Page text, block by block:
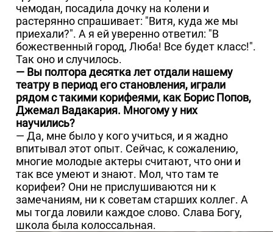
чемодан, посадила дочку на колени и
растерянно спрашивает: "Витя, куда же мы
приехали?". А я ей уверенно ответил: "В
божественный город, Люба! Все будет класс!".
Так оно и случилось.
— Вы полтора десятка лет отдали нашему
театру в период его становления, играли
рядом с такими корифеями, как Борис Попов,
Джемал Вадакария. Многому у них
научились?
— Да, мне было у кого учиться, и я жадно
впитывал этот опыт. Сейчас, к сожалению,
многие молодые актеры считают, что они и
так все умеют и знают. Мол, что там те
корифеи? Они не прислушиваются ни к
замечаниям, ни к советам старших коллег. А
мы тогда ловили каждое слово. Слава Богу,
школа была колоссальная.